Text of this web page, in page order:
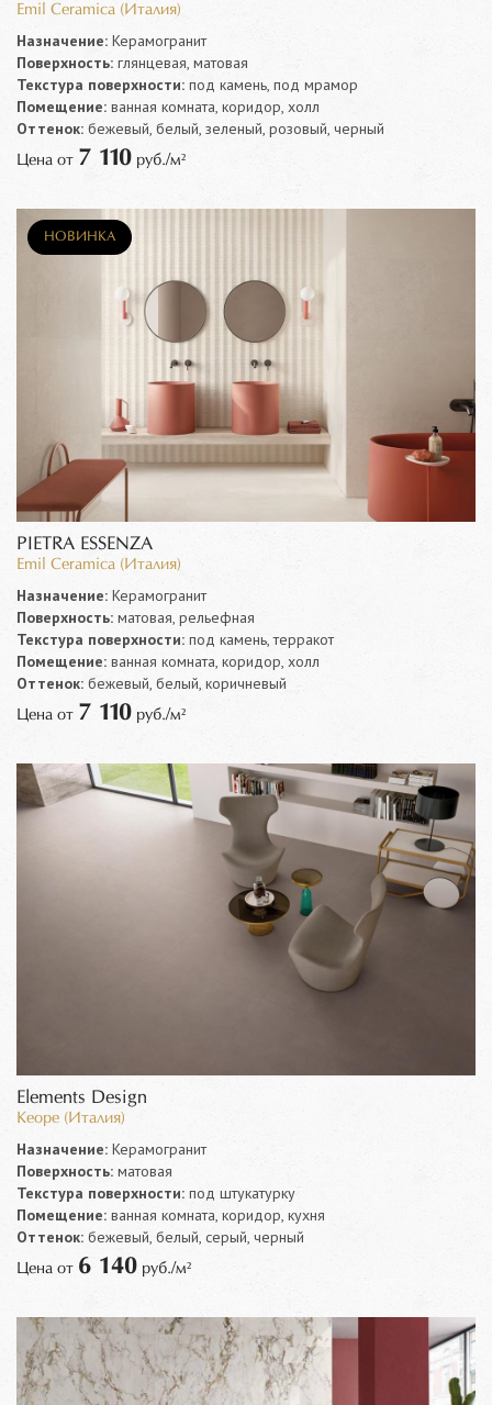
Emil Ceramica (Италия)
Назначение: Керамогранит
Поверхность: глянцевая, матовая
Текстура поверхности: под камень, под мрамор
Помещение: ванная комната, коридор, холл
Оттенок: бежевый, белый, зеленый, розовый, черный
Цена от 7 110 руб./м²
НОВИНКА
PIETRA ESSENZA
Emil Ceramica (Италия)
Назначение: Керамогранит
Поверхность: матовая, рельефная
Текстура поверхности: под камень, терракот
Помещение: ванная комната, коридор, холл
Оттенок: бежевый, белый, коричневый
Цена от 7 110 руб./м²
Elements Design
Keope (Италия)
Назначение: Керамогранит
Поверхность: матовая
Текстура поверхности: под штукатурку
Помещение: ванная комната, коридор, кухня
Оттенок: бежевый, белый, серый, черный
Цена от 6 140 руб./м²